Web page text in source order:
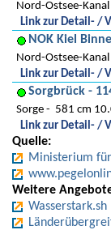
Nord-Ostsee-Kanal
Link zur Detail- /
NOK Kiel
Nord-Ostsee-Kanal
Link zur Detail- /
Sorgbrück -
Sorge
581 cm
Link zur Detail- /
Quelle:
Ministerium
Weitere
Wasserstark.sh